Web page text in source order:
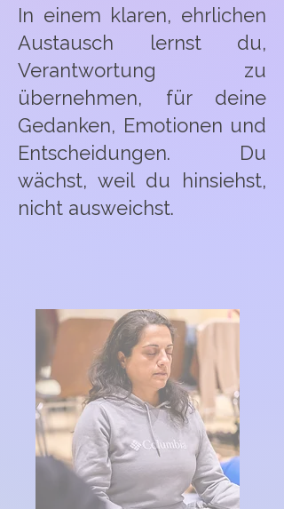
In einem klaren, ehrlichen
Austausch lernst du,
Verantwortung zu
übernehmen, für deine
Gedanken, Emotionen und
Entscheidungen. Du
wächst, weil du hinsiehst,
nicht ausweichst.